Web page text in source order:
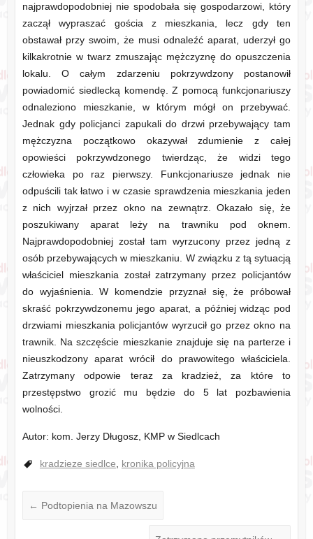
najprawdopodobniej nie spodobała się gospodarzowi, który
zaczął wypraszać gościa z mieszkania, lecz gdy ten
obstawał przy swoim, że musi odnaleźć aparat, uderzył go
kilkakrotnie w twarz zmuszając mężczyznę do opuszczenia
lokalu. O całym zdarzeniu pokrzywdzony postanowił
powiadomić siedlecką komendę. Z pomocą funkcjonariuszy
odnaleziono mieszkanie, w którym mógł on przebywać.
Jednak gdy policjanci zapukali do drzwi przebywający tam
mężczyzna początkowo okazywał zdumienie z całej
opowieści pokrzywdzonego twierdząc, że widzi tego
człowieka po raz pierwszy. Funkcjonariusze jednak nie
odpuścili tak łatwo i w czasie sprawdzenia mieszkania jeden
z nich wyjrzał przez okno na zewnątrz. Okazało się, że
poszukiwany aparat leży na trawniku pod oknem.
Najprawdopodobniej został tam wyrzucony przez jedną z
osób przebywających w mieszkaniu. W związku z tą sytuacją
właściciel mieszkania został zatrzymany przez policjantów
do wyjaśnienia. W komendzie przyznał się, że próbował
skraść pokrzywdzonemu jego aparat, a później widząc pod
drzwiami mieszkania policjantów wyrzucił go przez okno na
trawnik. Na szczęście mieszkanie znajduje się na parterze i
nieuszkodzony aparat wrócił do prawowitego właściciela.
Zatrzymany odpowie teraz za kradzież, za które to
przestępstwo grozić mu będzie do 5 lat pozbawienia
wolności.
Autor: kom. Jerzy Długosz, KMP w Siedlcach
kradzieze siedlce, kronika policyjna
← Podtopienia na Mazowszu